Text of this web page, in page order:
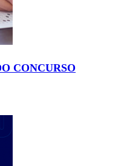
CONCURSO